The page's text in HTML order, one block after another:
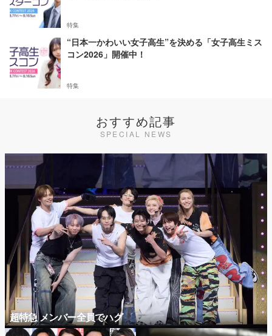
特集
“日本一かわいい女子高生”を決める「女子高生ミス
コン2026」開催中！
特集
おすすめ記事
SPECIAL NEWS
超特急 メンバー全員でハグ